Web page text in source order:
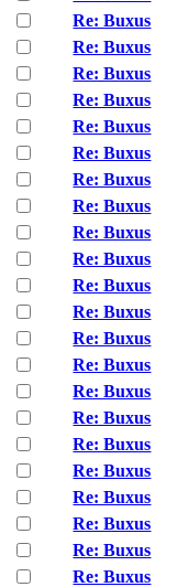
Re: Buxus
Re: Buxus
Re: Buxus
Re: Buxus
Re: Buxus
Re: Buxus
Re: Buxus
Re: Buxus
Re: Buxus
Re: Buxus
Re: Buxus
Re: Buxus
Re: Buxus
Re: Buxus
Re: Buxus
Re: Buxus
Re: Buxus
Re: Buxus
Re: Buxus
Re: Buxus
Re: Buxus
Re: Buxus